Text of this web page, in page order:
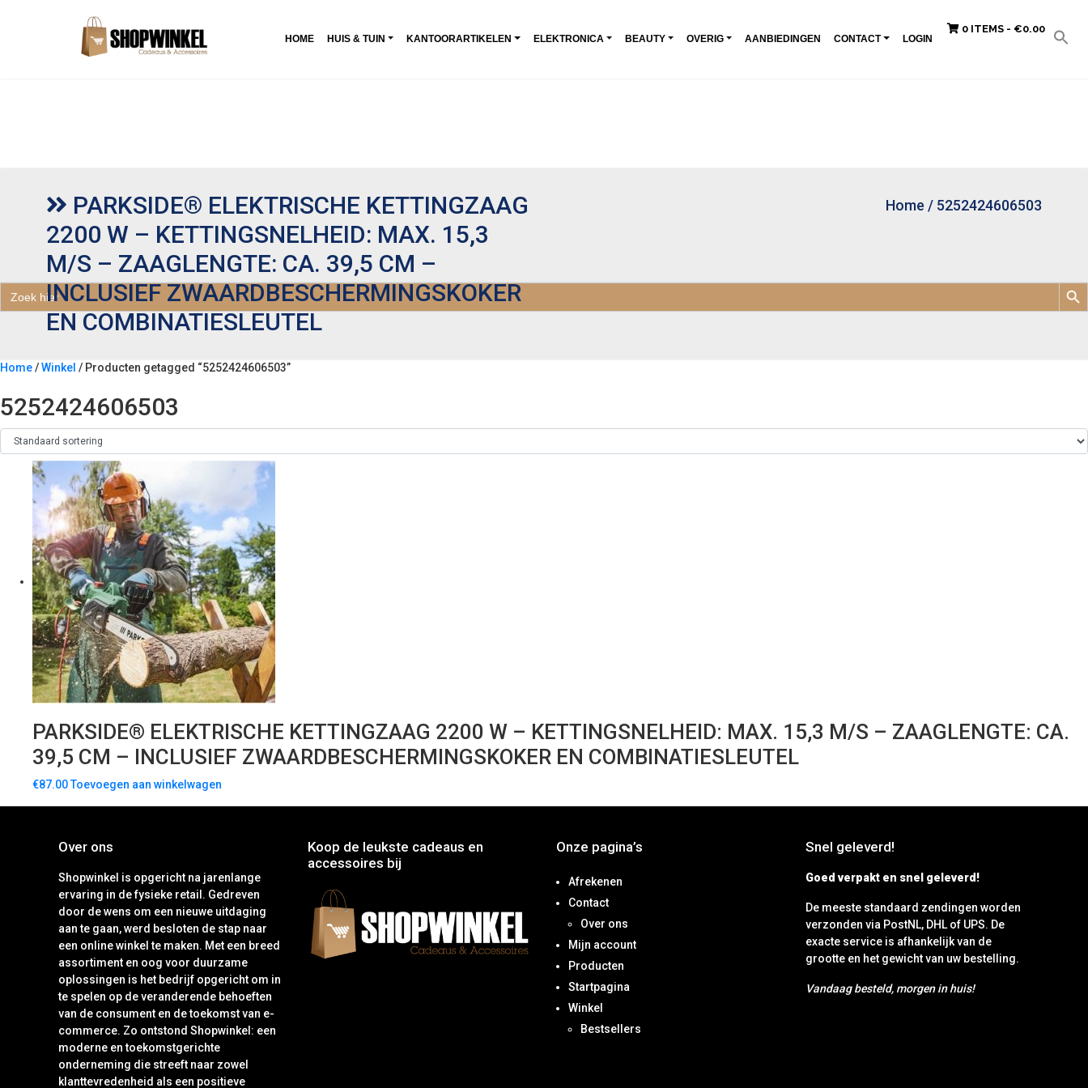
Zoek
naar:
HOME HUIS & TUIN KANTOORARTIKELEN ELEKTRONICA BEAUTY OVERIG AANBIEDINGEN CONTACT LOGIN
0 ITEMS - €0.00
PARKSIDE® ELEKTRISCHE KETTINGZAAG
2200 W – KETTINGSNELHEID: MAX. 15,3
M/S – ZAAGLENGTE: CA. 39,5 CM –
INCLUSIEF ZWAARDBESCHERMINGSKOKER
EN COMBINATIESLEUTEL
Home / 5252424606503
Home/Winkel / Producten getagged “5252424606503”
5252424606503
PARKSIDE® ELEKTRISCHE KETTINGZAAG 2200 W – KETTINGSNELHEID: MAX. 15,3 M/S – ZAAGLENGTE: CA.
39,5 CM – INCLUSIEF ZWAARDBESCHERMINGSKOKER EN COMBINATIESLEUTEL
€87.00Toevoegen aan winkelwagen
Over ons
Shopwinkel is opgericht na jarenlange
ervaring in de fysieke retail. Gedreven
door de wens om een nieuwe uitdaging
aan te gaan, werd besloten de stap naar
een online winkel te maken. Met een breed
assortiment en oog voor duurzame
oplossingen is het bedrijf opgericht om in
te spelen op de veranderende behoeften
van de consument en de toekomst van e-
commerce. Zo ontstond Shopwinkel: een
moderne en toekomstgerichte
onderneming die streeft naar zowel
klanttevredenheid als een positieve
Koop de leukste cadeaus en
accessoires bij
Onze pagina’s
Afrekenen
Contact
Over ons
Mijn account
Producten
Startpagina
Winkel
Bestsellers
Snel geleverd!
Goed verpakt en snel geleverd!
De meeste standaard zendingen worden
verzonden via PostNL, DHL of UPS. De
exacte service is afhankelijk van de
grootte en het gewicht van uw bestelling.
Vandaag besteld, morgen in huis!